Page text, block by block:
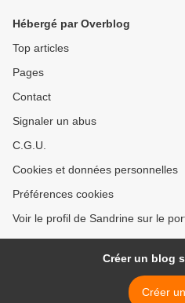
Hébergé par Overblog
Top articles
Pages
Contact
Signaler un abus
C.G.U.
Cookies et données personnelles
Préférences cookies
Voir le profil de Sandrine sur le
Créer un blog
Créer